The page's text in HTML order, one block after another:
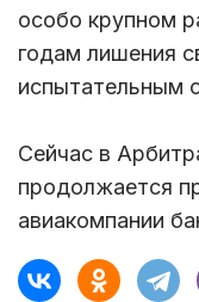
особо крупном
годам лишения
испытательным
Сейчас в
продолжается
авиакомпании